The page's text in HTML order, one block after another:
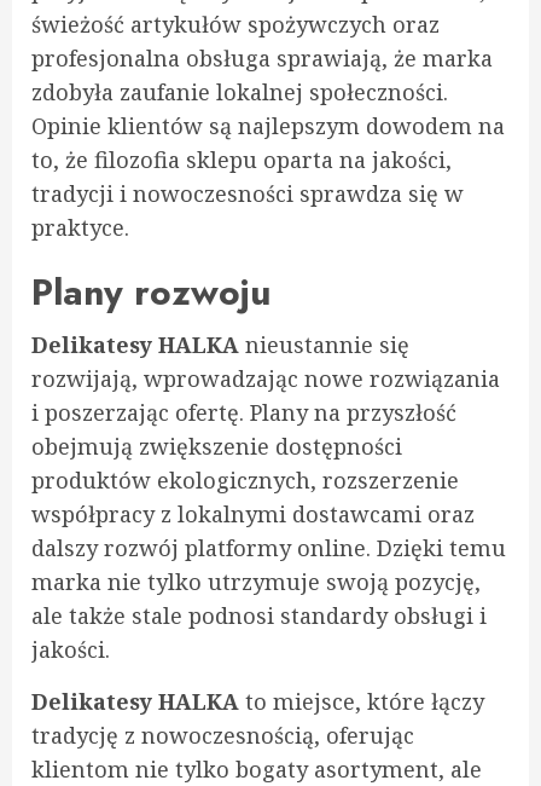
świeżość artykułów spożywczych oraz
profesjonalna obsługa sprawiają, że marka
zdobyła zaufanie lokalnej społeczności.
Opinie klientów są najlepszym dowodem na
to, że filozofia sklepu oparta na jakości,
tradycji i nowoczesności sprawdza się w
praktyce.
Plany rozwoju
Delikatesy HALKA nieustannie się
rozwijają, wprowadzając nowe rozwiązania
i poszerzając ofertę. Plany na przyszłość
obejmują zwiększenie dostępności
produktów ekologicznych, rozszerzenie
współpracy z lokalnymi dostawcami oraz
dalszy rozwój platformy online. Dzięki temu
marka nie tylko utrzymuje swoją pozycję,
ale także stale podnosi standardy obsługi i
jakości.
Delikatesy HALKA to miejsce, które łączy
tradycję z nowoczesnością, oferując
klientom nie tylko bogaty asortyment, ale